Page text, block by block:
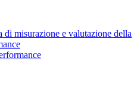
di misurazione e valutazione della